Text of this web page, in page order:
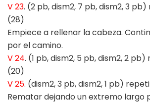
V 23. (2 pb, dism2, 7 pb, dism2, 3
(28)
Empiece a rellenar la cabeza.
por el camino.
V 24. (1 pb, dism2, 5 pb, dism2, 2
(20)
V 25. (dism2, 3 pb, dism2, 1 pb)
Rematar dejando un extremo largo